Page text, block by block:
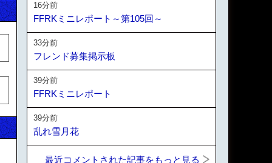
16分前
FFRKミニレポート～第105回～
33分前
フレンド募集掲示板
39分前
FFRKミニレポート
39分前
乱れ雪月花
最近コメントされた記事をもっと見る